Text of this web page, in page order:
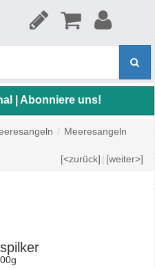
| Abonniere uns!
/ Meeresangeln
[<zurück] | [weiter>]